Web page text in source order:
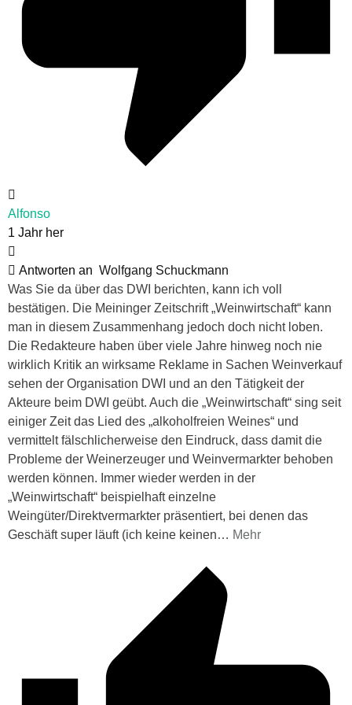
Alfonso
1 Jahr her
Antworten an Wolfgang Schuckmann
Was Sie da über das DWI berichten, kann ich voll
bestätigen. Die Meininger Zeitschrift „Weinwirtschaft“ kann
man in diesem Zusammenhang jedoch doch nicht loben.
Die Redakteure haben über viele Jahre hinweg noch nie
wirklich Kritik an wirksame Reklame in Sachen Weinverkauf
sehen der Organisation DWI und an den Tätigkeit der
Akteure beim DWI geübt. Auch die „Weinwirtschaft“ sing seit
einiger Zeit das Lied des „alkoholfreien Weines“ und
vermittelt fälschlicherweise den Eindruck, dass damit die
Probleme der Weinerzeuger und Weinvermarkter behoben
werden können. Immer wieder werden in der
„Weinwirtschaft“ beispielhaft einzelne
Weingüter/Direktvermarkter präsentiert, bei denen das
Geschäft super läuft (ich keine keinen… Mehr